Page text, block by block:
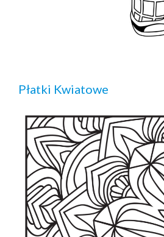
Płatki Kwiatowe